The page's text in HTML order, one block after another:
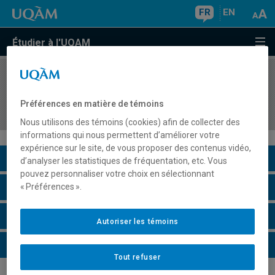
FR EN
Étudier à l'UQAM
COURS//
scientifique
Description du cours
Horaire - Été 2026
Horaire - Automne 2026
Horaire - Hiver 2027
Préférences en matière de témoins
Nous utilisons des témoins (cookies) afin de collecter des
informations qui nous permettent d’améliorer votre
expérience sur le site, de vous proposer des contenus vidéo,
d’analyser les statistiques de fréquentation, etc. Vous
pouvez personnaliser votre choix en sélectionnant
« Préférences ».
Tout refuser
Autoriser les témoins